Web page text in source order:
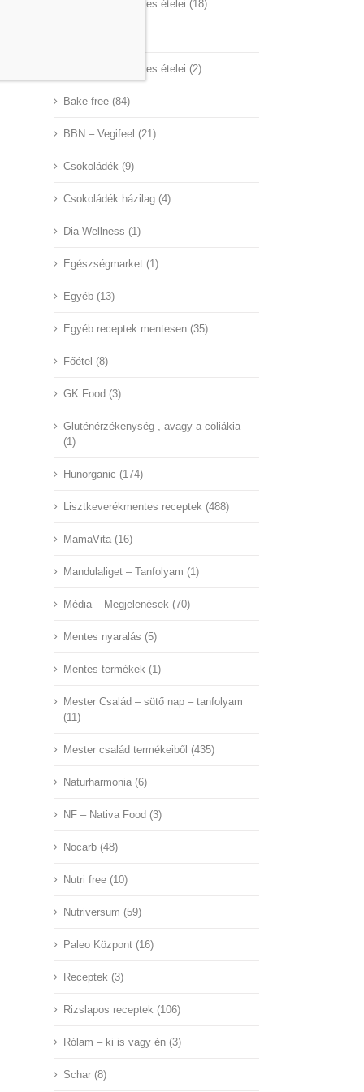
A Nagyvilág mentes ételei (18)
Az ünnepek mentes ételei (2)
Bake free (84)
BBN – Vegifeel (21)
Csokoládék (9)
Csokoládék házilag (4)
Dia Wellness (1)
Egészségmarket (1)
Egyéb (13)
Egyéb receptek mentesen (35)
Főétel (8)
GK Food (3)
Gluténérzékenység , avagy a cöliákia
(1)
Hunorganic (174)
Lisztkeverékmentes receptek (488)
MamaVita (16)
Mandulaliget – Tanfolyam (1)
Média – Megjelenések (70)
Mentes nyaralás (5)
Mentes termékek (1)
Mester Család – sütő nap – tanfolyam
(11)
Mester család termékeiből (435)
Naturharmonia (6)
NF – Nativa Food (3)
Nocarb (48)
Nutri free (10)
Nutriversum (59)
Paleo Központ (16)
Receptek (3)
Rizslapos receptek (106)
Rólam – ki is vagy én (3)
Schar (8)